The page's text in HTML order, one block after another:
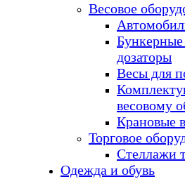
Весовое
дозаторы
Весы для
весовому
Крановые
Торговое
Стеллажи
Одежда и обувь